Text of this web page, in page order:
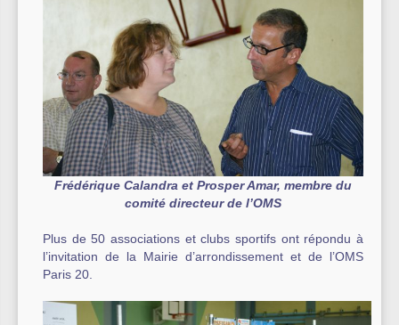
Frédérique Calandra et Prosper Amar, membre du
comité directeur de l’OMS
Plus de 50 associations et clubs sportifs ont répondu à
l’invitation de la Mairie d’arrondissement et de l’OMS
Paris 20.